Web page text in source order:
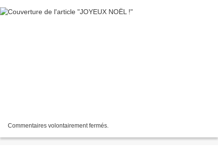
Commentaires volontairement fermés.